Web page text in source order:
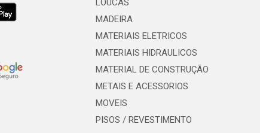
LOUCAS
MADEIRA
MATERIAIS ELETRICOS
MATERIAIS HIDRAULICOS
MATERIAL DE CONSTRUÇÃO
METAIS E ACESSORIOS
MOVEIS
PISOS / REVESTIMENTO